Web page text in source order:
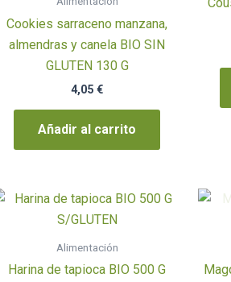
Cookies sarraceno manzana,
almendras y canela BIO SIN
GLUTEN 130 G
4,05 €
Añadir al carrito
Alimentación
Harina de tapioca BIO 500 G